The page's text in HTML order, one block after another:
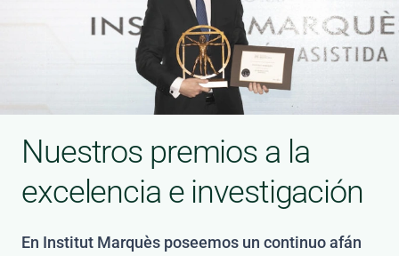
Nuestros premios a la
excelencia e investigación
En Institut Marquès poseemos un continuo afán